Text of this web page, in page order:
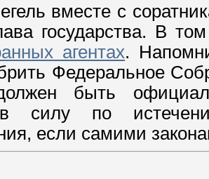
вместе с
государства. В
агентах.
Федеральное
быть
силу по
если самими